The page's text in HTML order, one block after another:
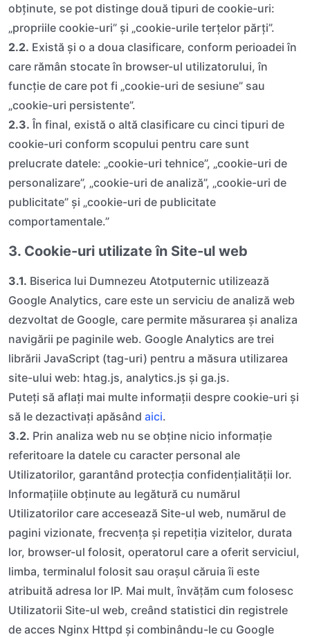
obținute, se pot distinge două tipuri de cookie-uri:
„propriile cookie-uri” și „cookie-urile terțelor părți”.
2.2. Există și o a doua clasificare, conform perioadei în
care rămân stocate în browser-ul utilizatorului, în
funcție de care pot fi „cookie-uri de sesiune” sau
„cookie-uri persistente”.
2.3. În final, există o altă clasificare cu cinci tipuri de
cookie-uri conform scopului pentru care sunt
prelucrate datele: „cookie-uri tehnice”, „cookie-uri de
personalizare”, „cookie-uri de analiză”, „cookie-uri de
publicitate” și „cookie-uri de publicitate
comportamentale.”
3. Cookie-uri utilizate în Site-ul web
3.1. Biserica lui Dumnezeu Atotputernic utilizează
Google Analytics, care este un serviciu de analiză web
dezvoltat de Google, care permite măsurarea și analiza
navigării pe paginile web. Google Analytics are trei
librării JavaScript (tag-uri) pentru a măsura utilizarea
site-ului web: htag.js, analytics.js și ga.js.
Puteți să aflați mai multe informații despre cookie-uri și
să le dezactivați apăsând aici.
3.2. Prin analiza web nu se obține nicio informație
referitoare la datele cu caracter personal ale
Utilizatorilor, garantând protecția confidențialității lor.
Informațiile obținute au legătură cu numărul
Utilizatorilor care accesează Site-ul web, numărul de
pagini vizionate, frecvența și repetiția vizitelor, durata
lor, browser-ul folosit, operatorul care a oferit serviciul,
limba, terminalul folosit sau orașul căruia îi este
atribuită adresa lor IP. Mai mult, învățăm cum folosesc
Utilizatorii Site-ul web, creând statistici din registrele
de acces Nginx Httpd și combinându-le cu Google